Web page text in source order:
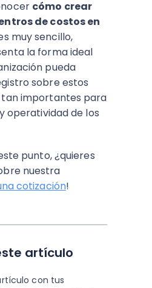
cómo crear
de costos en
muy sencillo,
la forma ideal
pueda
sobre estos
tan importantes para
operatividad de los
punto, ¿quieres
nuestra
cotización!
artículo
con tus